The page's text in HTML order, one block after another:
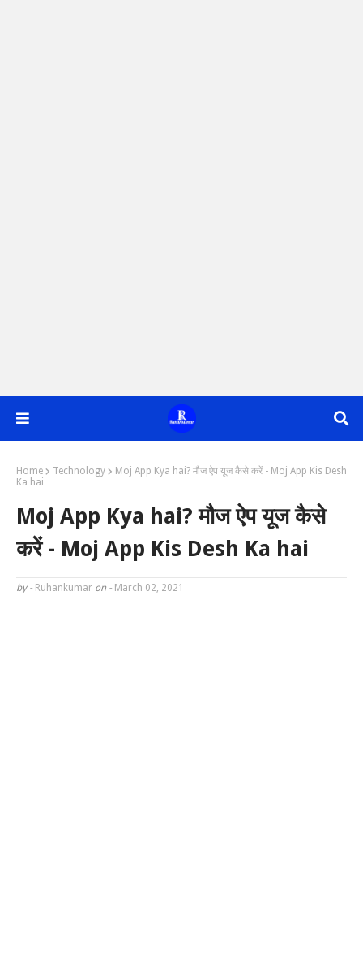
Home Technology
Moj App Kya hai? मौज ऐप यूज कैसे करें - Moj App Kis Desh
Ka hai
Moj App Kya hai? मौज ऐप यूज कैसे
करें - Moj App Kis Desh Ka hai
by - Ruhankumar on - March 02, 2021